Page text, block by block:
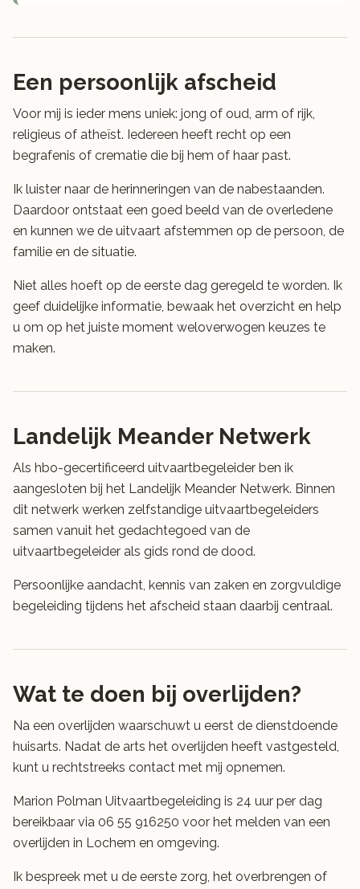
Een persoonlijk afscheid
Voor mij is ieder mens uniek: jong of oud, arm of rijk,
religieus of atheïst. Iedereen heeft recht op een
begrafenis of crematie die bij hem of haar past.
Ik luister naar de herinneringen van de nabestaanden.
Daardoor ontstaat een goed beeld van de overledene
en kunnen we de uitvaart afstemmen op de persoon, de
familie en de situatie.
Niet alles hoeft op de eerste dag geregeld te worden. Ik
geef duidelijke informatie, bewaak het overzicht en help
u om op het juiste moment weloverwogen keuzes te
maken.
Landelijk Meander Netwerk
Als hbo-gecertificeerd uitvaartbegeleider ben ik
aangesloten bij het Landelijk Meander Netwerk. Binnen
dit netwerk werken zelfstandige uitvaartbegeleiders
samen vanuit het gedachtegoed van de
uitvaartbegeleider als gids rond de dood.
Persoonlijke aandacht, kennis van zaken en zorgvuldige
begeleiding tijdens het afscheid staan daarbij centraal.
Wat te doen bij overlijden?
Na een overlijden waarschuwt u eerst de dienstdoende
huisarts. Nadat de arts het overlijden heeft vastgesteld,
kunt u rechtstreeks contact met mij opnemen.
Marion Polman Uitvaartbegeleiding is 24 uur per dag
bereikbaar via 06 55 916250 voor het melden van een
overlijden in Lochem en omgeving.
Ik bespreek met u de eerste zorg, het overbrengen of